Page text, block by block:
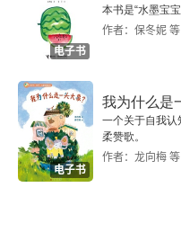
电子书
本书是“水墨宝
作者：保冬妮 等
电子书
我为什么是
一个关于自我认
柔赞歌。
作者：龙向梅 等